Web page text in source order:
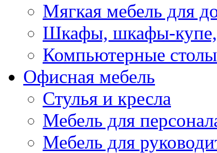
Мягкая мебель для
Шкафы, шкафы-купе,
Компьютерные столы
Офисная мебель
Стулья и кресла
Мебель для
Мебель для